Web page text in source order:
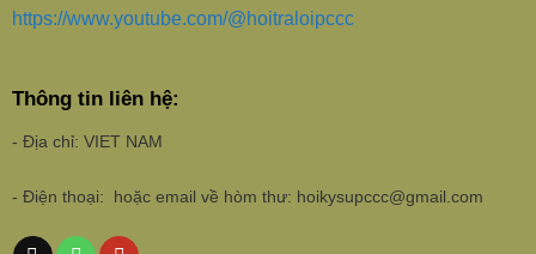
https://www.youtube.com/@hoitraloipccc
Thông tin liên hệ:
- Địa chỉ: VIET NAM
- Điện thoại: hoặc email về hòm thư: hoikysupccc@gmail.com